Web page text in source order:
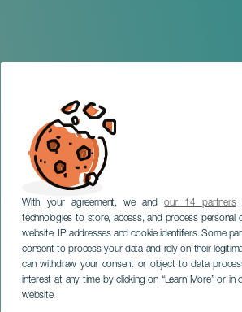
With your agreement, we andour 14 partners
technologies to store, access, and process personal
website, IP addresses and cookie identifiers. Some
consent to process your data and rely on their
can withdraw your consent or object to data
interest at any time by clicking on “Learn More” or in
website.
Solidarity Craft
Orotava
TENERIFE